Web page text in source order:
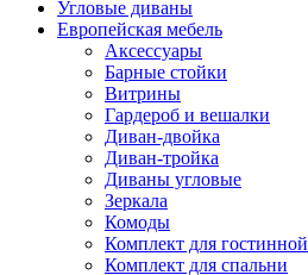
Угловые диваны
Европейская мебель
Аксессуары
Барные стойки
Витрины
Гардероб и вешалки
Диван-двойка
Диван-тройка
Диваны угловые
Зеркала
Комоды
Комплект для гостинной
Комплект для спальни